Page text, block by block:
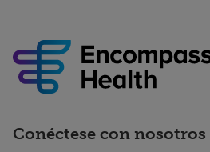
Conéctese con nosotros